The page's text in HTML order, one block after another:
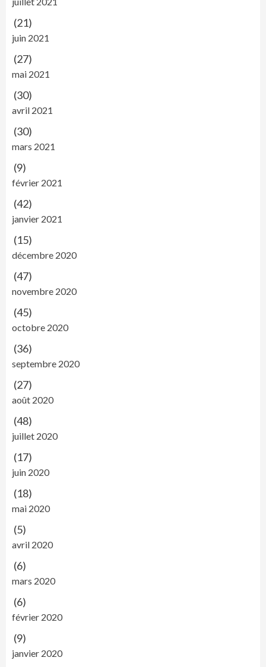
(21)
juin 2021
(27)
mai 2021
(30)
avril 2021
(30)
mars 2021
(9)
février 2021
(42)
janvier 2021
(15)
décembre 2020
(47)
novembre 2020
(45)
octobre 2020
(36)
septembre 2020
(27)
août 2020
(48)
juillet 2020
(17)
juin 2020
(18)
mai 2020
(5)
avril 2020
(6)
mars 2020
(6)
février 2020
(9)
janvier 2020